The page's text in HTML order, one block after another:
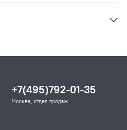
+7(495)792-01-35
Москва, отдел продаж